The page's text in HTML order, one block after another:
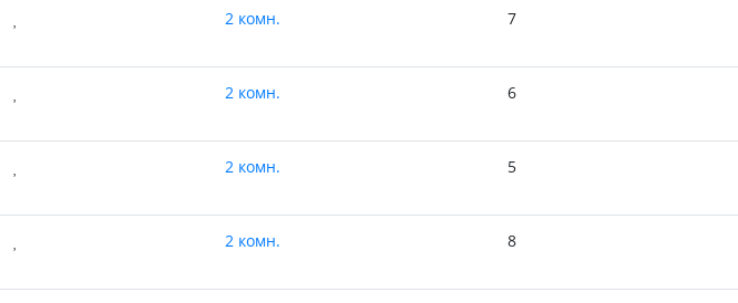
2 комн. 7
2 комн. 6
2 комн. 5
2 комн. 8